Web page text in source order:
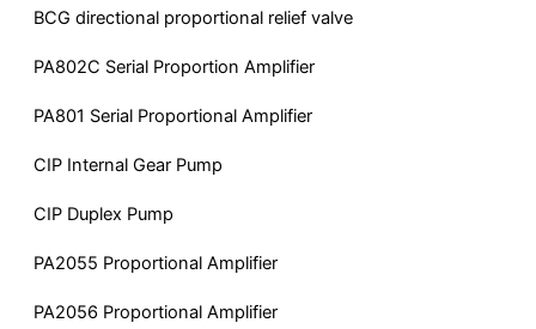
BCG directional proportional relief valve
PA802C Serial Proportion Amplifier
PA801 Serial Proportional Amplifier
CIP Internal Gear Pump
CIP Duplex Pump
PA2055 Proportional Amplifier
PA2056 Proportional Amplifier